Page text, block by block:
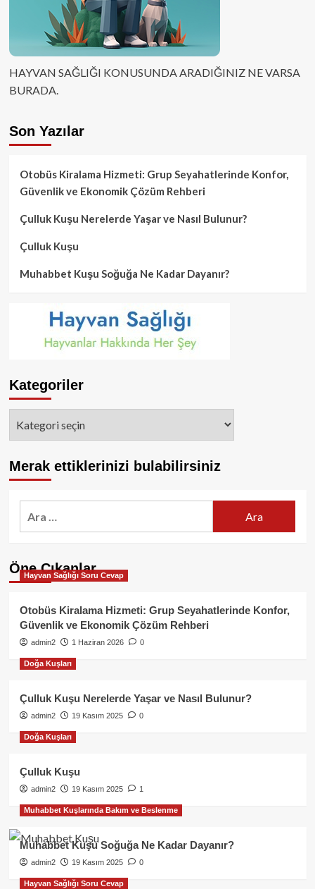
HAYVAN SAĞLIĞI KONUSUNDA ARADIĞINIZ NE VARSA
BURADA.
Son Yazılar
Otobüs Kiralama Hizmeti: Grup Seyahatlerinde Konfor,
Güvenlik ve Ekonomik Çözüm Rehberi
Çulluk Kuşu Nerelerde Yaşar ve Nasıl Bulunur?
Çulluk Kuşu
Muhabbet Kuşu Soğuğa Ne Kadar Dayanır?
Kategoriler
Merak ettiklerinizi bulabilirsiniz
Öne Çıkanlar
Hayvan Sağlığı Soru Cevap
Otobüs Kiralama Hizmeti: Grup Seyahatlerinde Konfor,
Güvenlik ve Ekonomik Çözüm Rehberi
admin2 1 Haziran 2026 0
Doğa Kuşları
Çulluk Kuşu Nerelerde Yaşar ve Nasıl Bulunur?
admin2 19 Kasım 2025 0
Doğa Kuşları
Çulluk Kuşu
admin2 19 Kasım 2025 1
Muhabbet Kuşlarında Bakım ve Beslenme
Muhabbet Kuşu Soğuğa Ne Kadar Dayanır?
admin2 19 Kasım 2025 0
Hayvan Sağlığı Soru Cevap